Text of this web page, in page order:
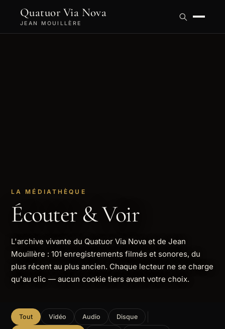
Quatuor Via Nova
JEAN MOUILLÈRE
LA MÉDIATHÈQUE
Écouter & Voir
L'archive vivante du Quatuor Via Nova et de Jean
Mouillère : 101 enregistrements filmés et sonores, du
plus récent au plus ancien. Chaque lecteur ne se charge
qu'au clic — aucun cookie tiers avant votre choix.
Tout Vidéo Audio Disque